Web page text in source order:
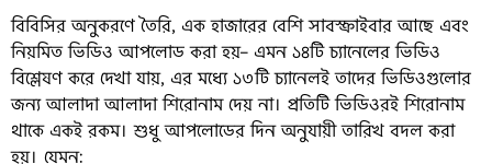
বিবিসির অনুকরণে তৈরি, এক হাজারের বেশি সাবস্ক্রাইবার আছে এবং
নিয়মিত ভিডিও আপলোড করা হয়– এমন ১৪টি চ্যানেলের ভিডিও
বিশ্লেষণ করে দেখা যায়, এর মধ্যে ১৩টি চ্যানেলই তাদের ভিডিওগুলোর
জন্য আলাদা আলাদা শিরোনাম দেয় না। প্রতিটি ভিডিওরই শিরোনাম
থাকে একই রকম। শুধু আপলোডের দিন অনুযায়ী তারিখ বদল করা
হয়। যেমন: